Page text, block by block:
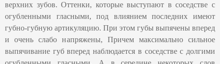
верхних зубов. Оттенки, которые выступают в соседстве с
огубленными гласными, под влиянием последних имеют
губно-губную артикуляцию. При этом губы выпячены вперед
и очень слабо напряжены, Причем максимально сильное
выпячивание губ вперед наблюдается в соседстве с долгими